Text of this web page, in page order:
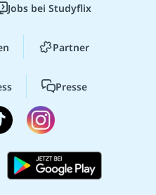
Jobs bei Studyflix
Partner
Presse